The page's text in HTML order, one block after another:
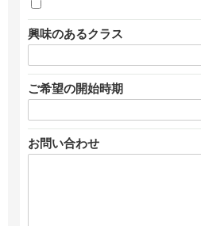
興味のあるクラス
ご希望の開始時期
お問い合わせ